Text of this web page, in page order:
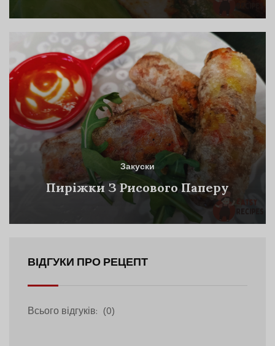
Закуски
Пиріжки З Рисового Паперу
ВІДГУКИ ПРО РЕЦЕПТ
Всього відгуків: (0)